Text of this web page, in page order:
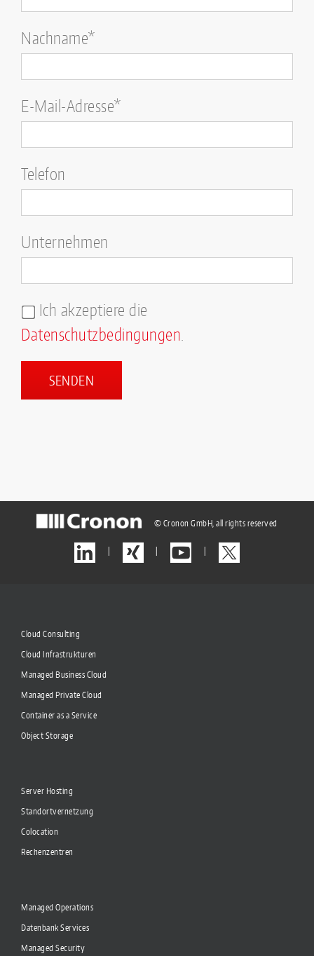
Nachname*
E-Mail-Adresse*
Telefon
Unternehmen
Ich akzeptiere die
Datenschutzbedingungen
© Cronon GmbH, all rights reserved
Cloud Consulting
Cloud Infrastrukturen
Managed Business Cloud
Managed Private Cloud
Container as a Service
Object Storage
Server Hosting
Standortvernetzung
Colocation
Rechenzentren
Managed Operations
Datenbank Services
Managed Security